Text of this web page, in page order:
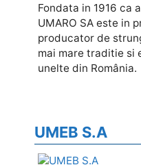
Fondata in 1916 ca
UMARO SA este in
producator de
mai mare traditie si
unelte din România.
UMEB S.A